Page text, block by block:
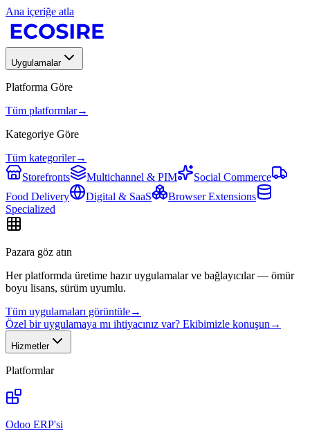
Ana içeriğe atla
Uygulamalar
Platforma Göre
Tüm platformlar→
Kategoriye Göre
Tüm kategoriler→
Storefronts
Multichannel & PIM
Social Commerce
Food Delivery
Digital & SaaS
Browser Extensions
Specialized
Pazara göz atın
Her platformda üretime hazır uygulamalar ve bağlayıcılar — ömür
boyu lisans, sürüm uyumlu.
Tüm uygulamaları görüntüle→
Özel bir uygulamaya mı ihtiyacınız var? Ekibimizle konuşun →
Hizmetler
Platformlar
Odoo ERP'si